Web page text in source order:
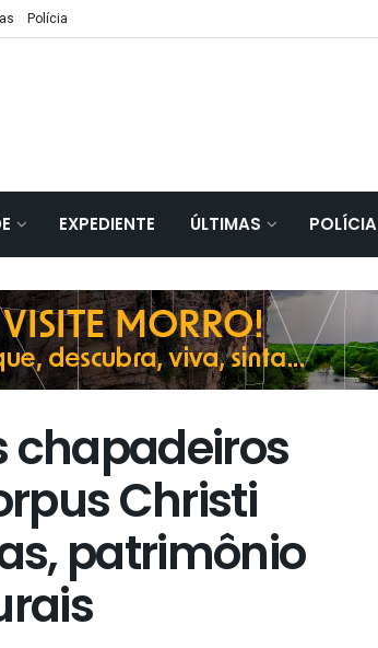
Polícia
EXPEDIENTE ÚLTIMAS POLÍCIA
Christi
patrimônio